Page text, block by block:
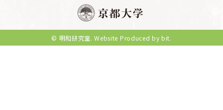
© 明和研究室. Website Produced by bit.